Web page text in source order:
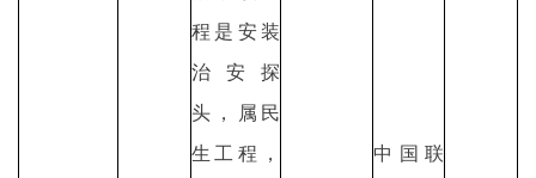
程是安装
治安探
头，属民
生工程，
中国联